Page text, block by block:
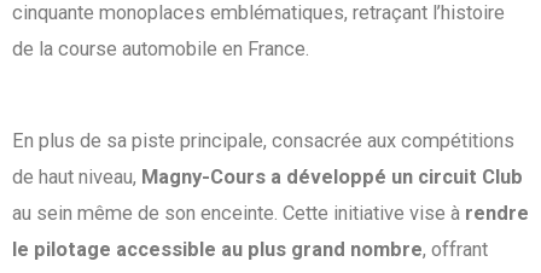
cinquante monoplaces emblématiques, retraçant l’histoire
de la course automobile en France.
En plus de sa piste principale, consacrée aux compétitions
de haut niveau, Magny-Cours a développé un circuit Club
au sein même de son enceinte. Cette initiative vise à rendre
le pilotage accessible au plus grand nombre, offrant